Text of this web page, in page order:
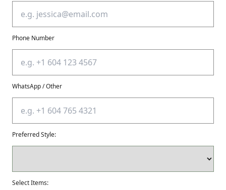
Phone Number
WhatsApp / Other
Preferred Style:
Select Items: